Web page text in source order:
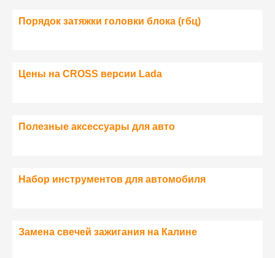
Порядок затяжки головки блока (гбц)
Цены на CROSS версии Lada
Полезные аксессуары для авто
Набор инструментов для автомобиля
Замена свечей зажигания на Калине